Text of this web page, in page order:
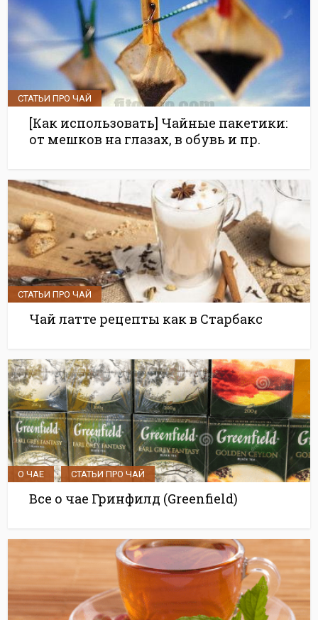
СТАТЬИ ПРО ЧАЙ
[Как использовать] Чайные пакетики:
от мешков на глазах, в обувь и пр.
СТАТЬИ ПРО ЧАЙ
Чай латте рецепты как в Старбакс
О ЧАЕ • СТАТЬИ ПРО ЧАЙ
Все о чае Гринфилд (Greenfield)